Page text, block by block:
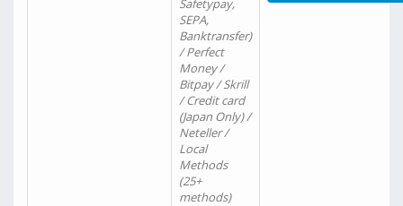
Safetypay,
SEPA,
Banktransfer)
/ Perfect
Money /
Bitpay / Skrill
/ Credit card
(Japan Only) /
Neteller /
Local
Methods
(25+
methods)